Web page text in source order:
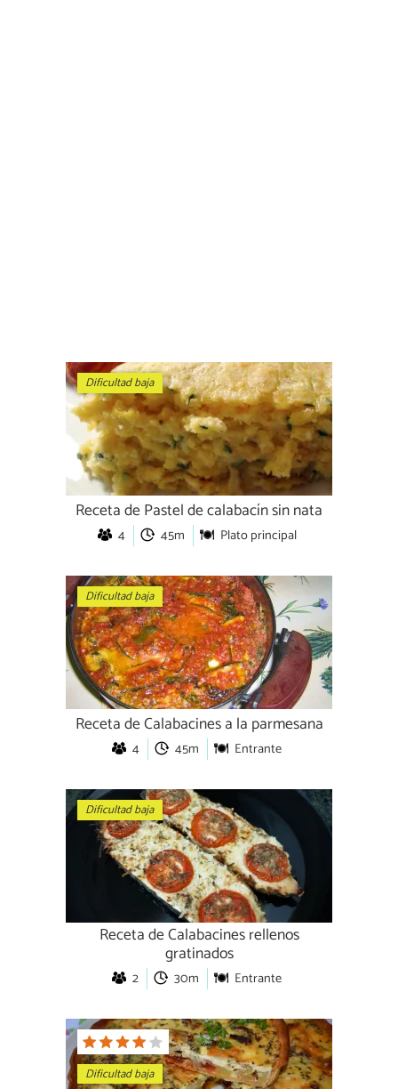
Dificultad baja
Receta de Pastel de calabacín sin nata
4 45m Plato principal
Dificultad baja
Receta de Calabacines a la parmesana
4 45m Entrante
Dificultad baja
Receta de Calabacines rellenos
gratinados
2 30m Entrante
Dificultad baja